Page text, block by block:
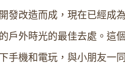
發改造而成，現在已經成
戶外時光的最佳去處。這
手機和電玩，與小朋友一